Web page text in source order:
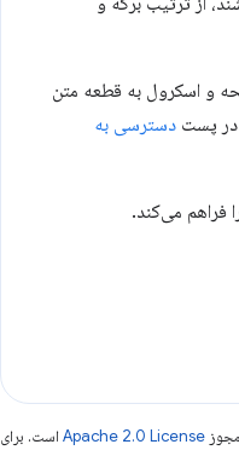
و اسکرول به قطعه متن
در پست دسترسی به
فراهم می‌کند.
Apache 2.0 License است. برای